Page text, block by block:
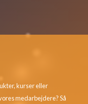
kurser eller
medarbejdere? Så